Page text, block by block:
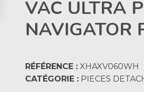
VAC ULTRA
NAVIGATOR
RÉFÉRENCE : XHAXV060WH
CATÉGORIE : PIECES